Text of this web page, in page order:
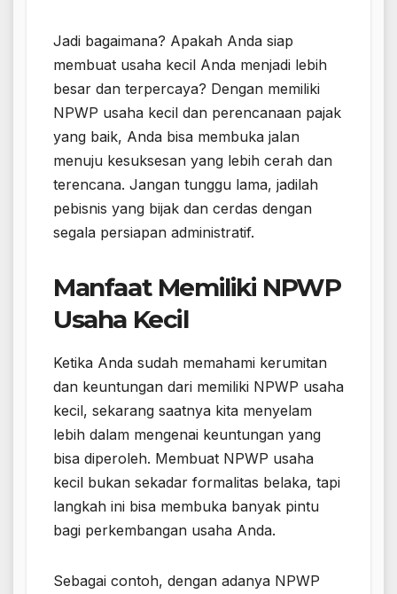
Jadi bagaimana? Apakah Anda siap
membuat usaha kecil Anda menjadi lebih
besar dan terpercaya? Dengan memiliki
NPWP usaha kecil dan perencanaan pajak
yang baik, Anda bisa membuka jalan
menuju kesuksesan yang lebih cerah dan
terencana. Jangan tunggu lama, jadilah
pebisnis yang bijak dan cerdas dengan
segala persiapan administratif.
Manfaat Memiliki NPWP
Usaha Kecil
Ketika Anda sudah memahami kerumitan
dan keuntungan dari memiliki NPWP usaha
kecil, sekarang saatnya kita menyelam
lebih dalam mengenai keuntungan yang
bisa diperoleh. Membuat NPWP usaha
kecil bukan sekadar formalitas belaka, tapi
langkah ini bisa membuka banyak pintu
bagi perkembangan usaha Anda.
Sebagai contoh, dengan adanya NPWP